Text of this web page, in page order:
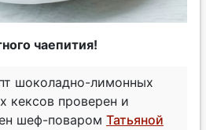
чаепития!
шоколадно-лимонных
кексов проверен и
шеф-поваром Татьяной